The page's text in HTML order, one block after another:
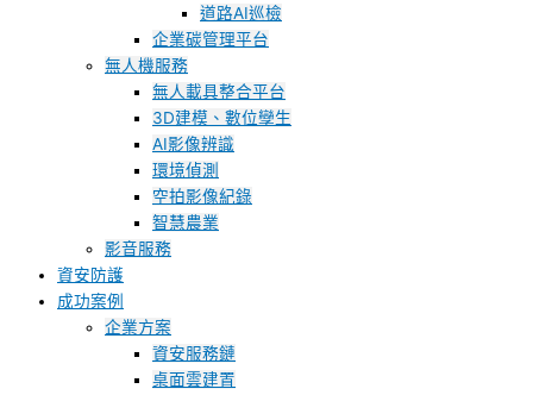
道路AI巡檢
企業碳管理平台
無人機服務
無人載具整合平台
3D建模、數位孿生
AI影像辨識
環境偵測
空拍影像紀錄
智慧農業
影音服務
資安防護
成功案例
企業方案
資安服務鏈
桌面雲建置